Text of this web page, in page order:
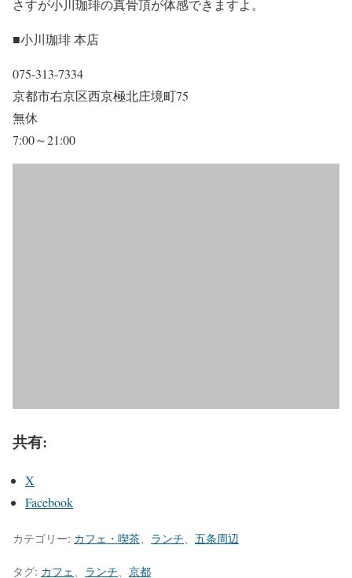
さすが小川珈琲の真骨頂が体感できますよ。
■小川珈琲 本店
075-313-7334
京都市右京区西京極北庄境町75
無休
7:00～21:00
共有:
X
Facebook
カテゴリー: カフェ・喫茶 ランチ 五条周辺
タグ: カフェ ランチ 京都